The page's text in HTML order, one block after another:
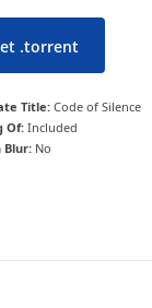
.torrent
Title:Code of Silence
Of:Included
Blur:No